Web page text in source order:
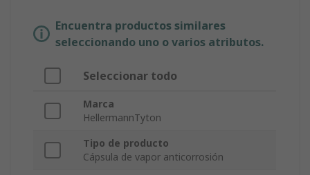
Encuentra productos similares
seleccionando uno o varios atributos.
Seleccionar todo
Marca
HellermannTyton
Tipo de producto
Cápsula de vapor anticorrosión